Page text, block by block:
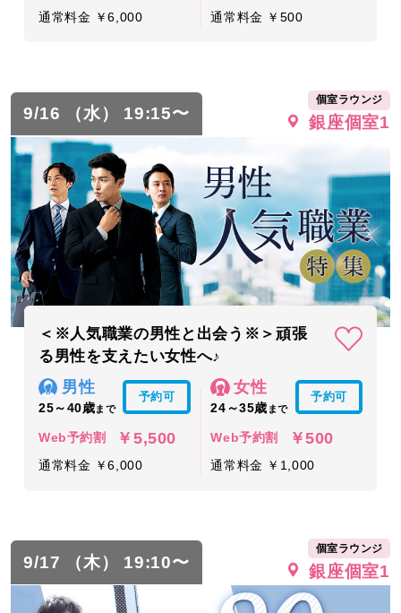
通常料金 ￥6,000 通常料金 ￥500
9/16 （水） 19:15〜
個室ラウンジ
銀座個室1
＜※人気職業の男性と出会う※＞頑張
る男性を支えたい女性へ♪
男性
25～40歳まで
予約可
Web予約割 ￥5,500
通常料金 ￥6,000
女性
24～35歳 まで
予約可
Web予約割 ￥500
通常料金 ￥1,000
9/17 （木） 19:10〜
個室ラウンジ
銀座個室1